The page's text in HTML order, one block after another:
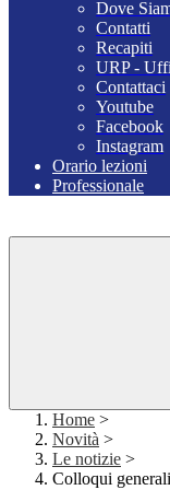
Dove
Contatti
Recapiti
URP -
Contattaci
Youtube
Facebook
Instagram
Orario lezioni
Professionale
Home >
Novità >
Le notizie >
Colloqui